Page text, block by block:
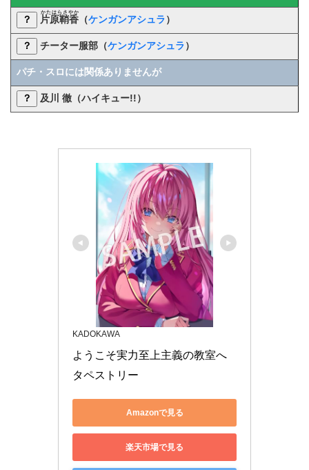
？ 片原鞘香
かたはらさやか
（ケンガンアシュラ ）
？ チーター服部 （ケンガンアシュラ ）
パチ・スロには関係ありませんが
？ 及川 徹（ハイキュー!!）
KADOKAWA
ようこそ実力至上主義の教室へ
タペストリー
Amazonで見る
楽天市場で見る